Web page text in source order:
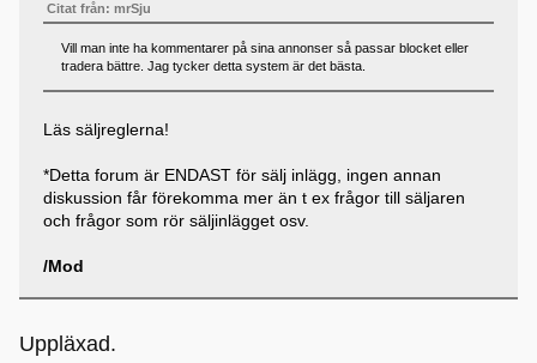
Citat från: mrSju
Vill man inte ha kommentarer på sina annonser så passar blocket eller
tradera bättre. Jag tycker detta system är det bästa.
Läs säljreglerna!
*Detta forum är ENDAST för sälj inlägg, ingen annan
diskussion får förekomma mer än t ex frågor till säljaren
och frågor som rör säljinlägget osv.
/Mod
Uppläxad.